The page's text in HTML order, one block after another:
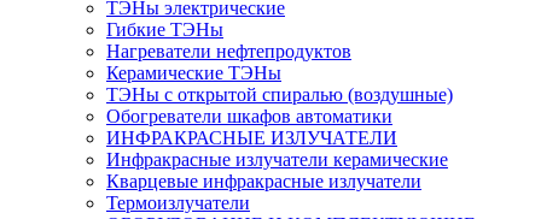
ТЭНы электрические
Гибкие ТЭНы
Нагреватели нефтепродуктов
Керамические ТЭНы
ТЭНы с открытой спиралью (воздушные)
Обогреватели шкафов автоматики
ИНФРАКРАСНЫЕ ИЗЛУЧАТЕЛИ
Инфракрасные излучатели керамические
Кварцевые инфракрасные излучатели
Термоизлучатели